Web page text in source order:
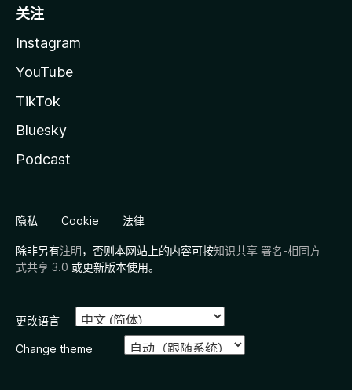
关注
Instagram
YouTube
TikTok
Bluesky
Podcast
隐私 Cookie 法律
除非另有注明，否则本网站上的内容可按知识共享 署名-相同方
式共享 3.0 或更新版本使用。
更改语言
Change theme